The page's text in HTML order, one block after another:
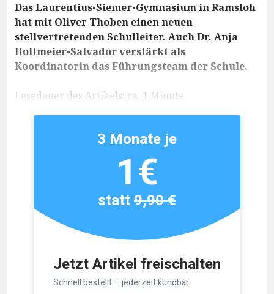
Das Laurentius-Siemer-Gymnasium in Ramsloh
hat mit Oliver Thoben einen neuen
stellvertretenden Schulleiter. Auch Dr. Anja
Holtmeier-Salvador verstärkt als
Koordinatorin das Führungsteam der Schule.
Lesedauer des Artikels: ca. 1 Minute
Jetzt Artikel freischalten
Schnell bestellt – jederzeit kündbar.
3 Monate je
1€
statt9,90 €